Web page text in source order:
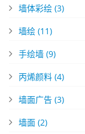
墙体彩绘 (3)
墙绘 (11)
手绘墙 (9)
丙烯颜料 (4)
墙面广告 (3)
墙面 (2)